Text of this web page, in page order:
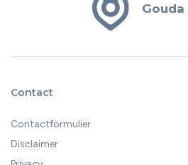
Gouda
Contact
Contactformulier
Disclaimer